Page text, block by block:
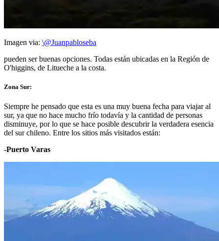
Imagen via: \@Juanpabloseba
pueden ser buenas opciones. Todas están ubicadas en la Región de
O'higgins, de Litueche a la costa.
Zona Sur:
Siempre he pensado que esta es una muy buena fecha para viajar al
sur, ya que no hace mucho frío todavía y la cantidad de personas
disminuye, por lo que se hace posible descubrir la verdadera esencia
del sur chileno. Entre los sitios más visitados están:
-Puerto Varas